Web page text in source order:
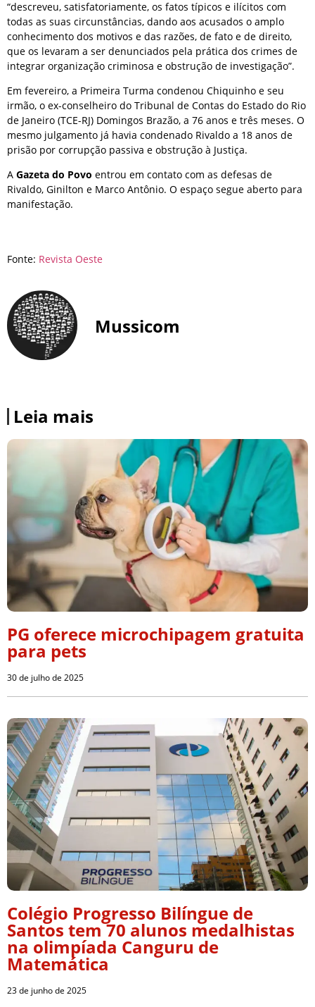
“descreveu, satisfatoriamente, os fatos típicos e ilícitos com
todas as suas circunstâncias, dando aos acusados o amplo
conhecimento dos motivos e das razões, de fato e de direito,
que os levaram a ser denunciados pela prática dos crimes de
integrar organização criminosa e obstrução de investigação”.
Em fevereiro, a Primeira Turma condenou Chiquinho e seu
irmão, o ex-conselheiro do Tribunal de Contas do Estado do Rio
de Janeiro (TCE-RJ) Domingos Brazão, a 76 anos e três meses. O
mesmo julgamento já havia condenado Rivaldo a 18 anos de
prisão por corrupção passiva e obstrução à Justiça.
A Gazeta do Povo entrou em contato com as defesas de
Rivaldo, Ginilton e Marco Antônio. O espaço segue aberto para
manifestação.
Fonte: Revista Oeste
Mussicom
Leia mais
PG oferece microchipagem gratuita
para pets
30 de julho de 2025
Colégio Progresso Bilíngue de
Santos tem 70 alunos medalhistas
na olimpíada Canguru de
Matemática
23 de junho de 2025